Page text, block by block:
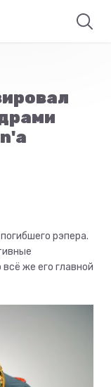
рэпера.
же его главной